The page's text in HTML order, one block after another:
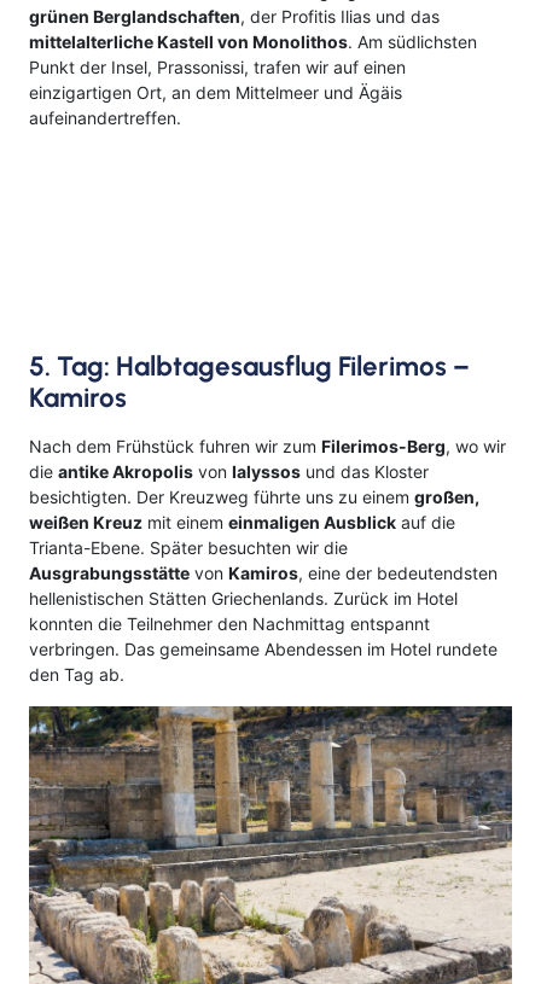
grünen Berglandschaften, der Profitis Ilias und das
mittelalterliche Kastell von Monolithos. Am südlichsten
Punkt der Insel, Prassonissi, trafen wir auf einen
einzigartigen Ort, an dem Mittelmeer und Ägäis
aufeinandertreffen.
5. Tag: Halbtagesausflug Filerimos –
Kamiros
Nach dem Frühstück fuhren wir zum Filerimos-Berg, wo wir
die antike Akropolis von Ialyssos und das Kloster
besichtigten. Der Kreuzweg führte uns zu einem großen,
weißen Kreuz mit einem einmaligen Ausblick auf die
Trianta-Ebene. Später besuchten wir die
Ausgrabungsstätte von Kamiros, eine der bedeutendsten
hellenistischen Stätten Griechenlands. Zurück im Hotel
konnten die Teilnehmer den Nachmittag entspannt
verbringen. Das gemeinsame Abendessen im Hotel rundete
den Tag ab.